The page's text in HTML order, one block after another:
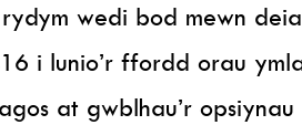
wedi bod mewn
i lunio’r ffordd orau
at gwblhau’r